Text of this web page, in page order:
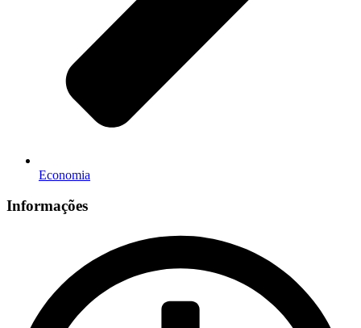
Economia
Informações